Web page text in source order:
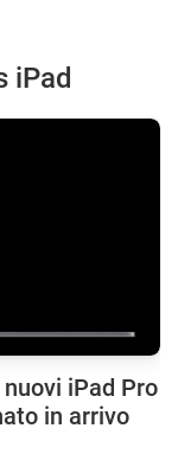
iPad
iPad Pro
in arrivo